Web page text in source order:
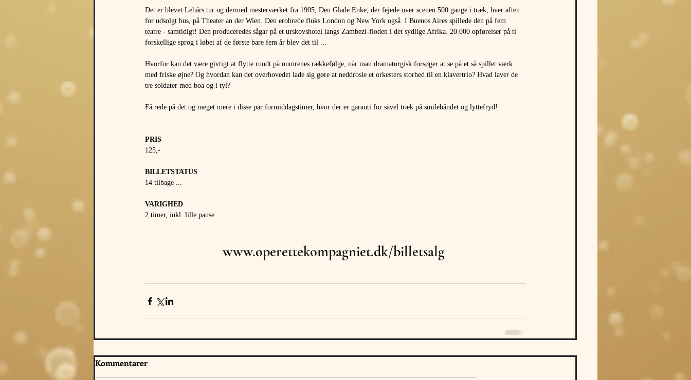
Det er blevet Lehárs tur og dermed mesterværket fra 1905, Den Glade Enke, der fejede over scenen 500 gange i træk, hver aften
for udsolgt hus, på Theater an der Wien. Den erobrede fluks London og New York også. I Buenos Aires spillede den på fem
teatre - samtidigt! Den produceredes sågar på et urskovshotel langs Zambezi-floden i det sydlige Afrika. 20.000 opførelser på ti
forskellige sprog i løbet af de første bare fem år blev det til ...
Hvorfor kan det være givtigt at flytte rundt på numrenes rækkefølge, når man dramaturgisk forsøger at se på et så spillet værk
med friske øjne? Og hvordan kan det overhovedet lade sig gøre at neddrosle et orkesters storhed til en klavertrio? Hvad laver de
tre soldater med boa og i tyl?
Få rede på det og meget mere i disse par formiddagstimer, hvor der er garanti for såvel træk på smilebåndet og lyttefryd!
PRIS
125,-
BILLETSTATUS
14 tilbage ...
VARIGHED
2 timer, inkl. lille pause
www.operettekompagniet.dk/billetsalg
Kommentarer